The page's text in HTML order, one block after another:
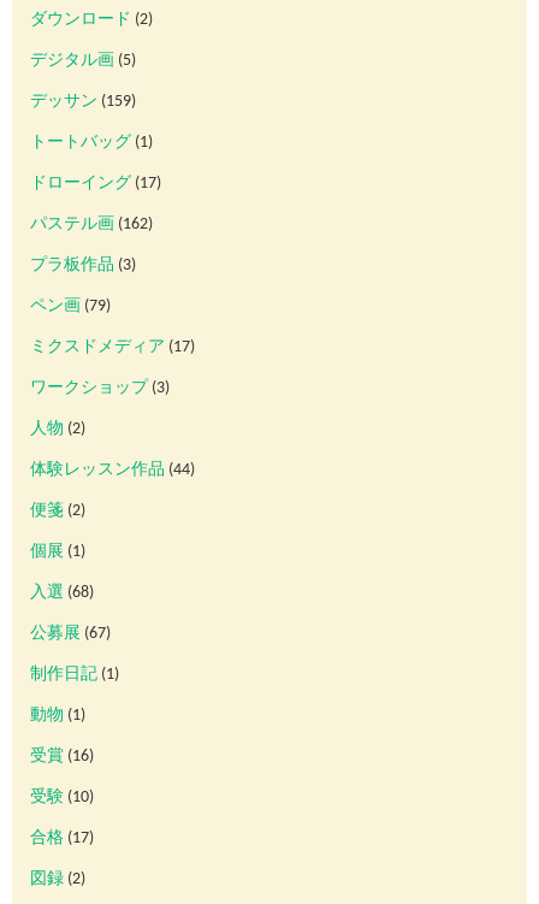
ダウンロード (2)
デジタル画 (5)
デッサン (159)
トートバッグ (1)
ドローイング (17)
パステル画 (162)
プラ板作品 (3)
ペン画 (79)
ミクスドメディア (17)
ワークショップ (3)
人物 (2)
体験レッスン作品 (44)
便箋 (2)
個展 (1)
入選 (68)
公募展 (67)
制作日記 (1)
動物 (1)
受賞 (16)
受験 (10)
合格 (17)
図録 (2)